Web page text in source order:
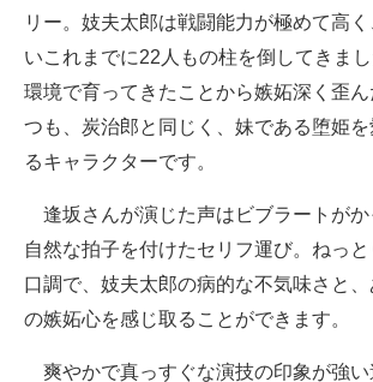
リー。妓夫太郎は戦闘能力が極めて高
いこれまでに22人もの柱を倒してきま
環境で育ってきたことから嫉妬深く歪
つも、炭治郎と同じく、妹である堕姫
るキャラクターです。
逢坂さんが演じた声はビブラートがか
自然な拍子を付けたセリフ運び。ねっ
口調で、妓夫太郎の病的な不気味さと
の嫉妬心を感じ取ることができます。
爽やかで真っすぐな演技の印象が強